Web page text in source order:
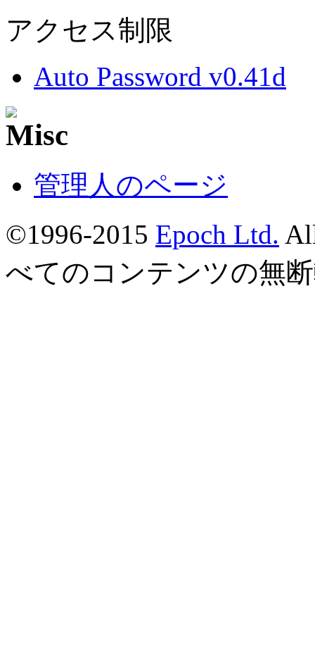
アクセス制限
Auto Password v0.41d
管理人のページ
©1996-2015 Epoch Ltd.
べてのコンテンツの無